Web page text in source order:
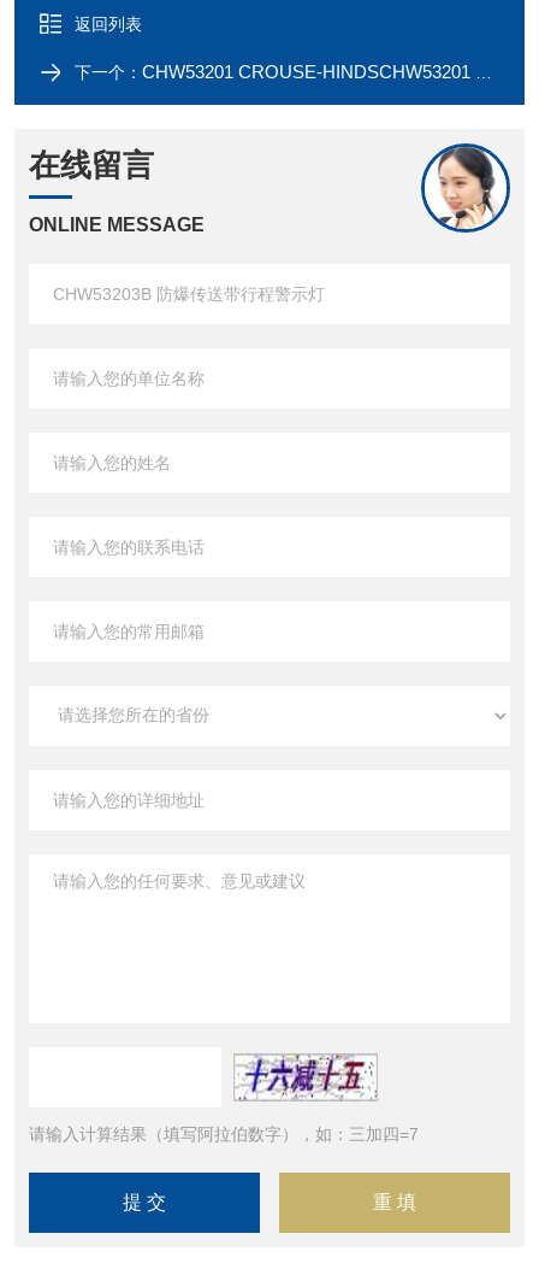
返回列表
下一个： CHW53201 CROUSE-HINDSCHW53201 防爆传送带行程开关
在线留言
ONLINE MESSAGE
请输入计算结果（填写阿拉伯数字），如：三加四=7